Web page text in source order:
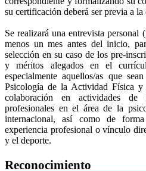
su certificación deberá ser previa a
Se realizará una entrevista personal
menos un mes antes del inicio,
selección en su caso de los pre-
y méritos alegados en el
especialmente aquellos/as que
Psicología de la Actividad Física
colaboración en actividades de
profesionales en el área de la
internacional, así como de forma
experiencia profesional o vínculo
y el deporte.
Reconocimiento